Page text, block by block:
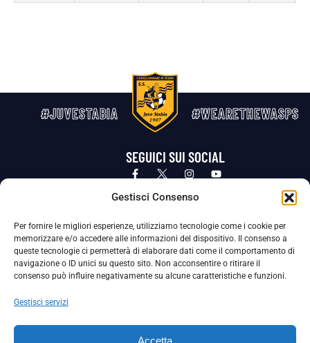
Gestisci Consenso
Per fornire le migliori esperienze, utilizziamo tecnologie come i cookie per
memorizzare e/o accedere alle informazioni del dispositivo. Il consenso a
queste tecnologie ci permetterà di elaborare dati come il comportamento di
navigazione o ID unici su questo sito. Non acconsentire o ritirare il
consenso può influire negativamente su alcune caratteristiche e funzioni.
Gestisci servizi
Accetta
#JUVESTABIA #WEARETHEWASPS
SEGUICI SUI SOCIAL
Privacy Policy Cookie Policy
La Società ha nominato il Responsabile della Protezione dei Dati Personali (DPO), figura specializzata che vigila sulle modalità
adottate dalla nostra Società per tutelare i Suoi dati personali.
Per contattare il DPO può scrivere a